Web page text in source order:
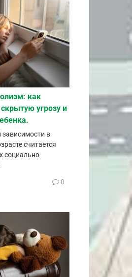
как
угрозу и
зависимости в
считается
социально-
0